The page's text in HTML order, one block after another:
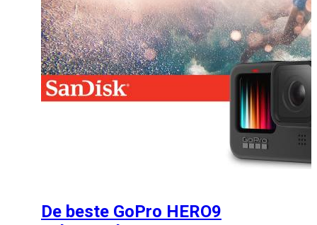
De beste GoPro HERO9